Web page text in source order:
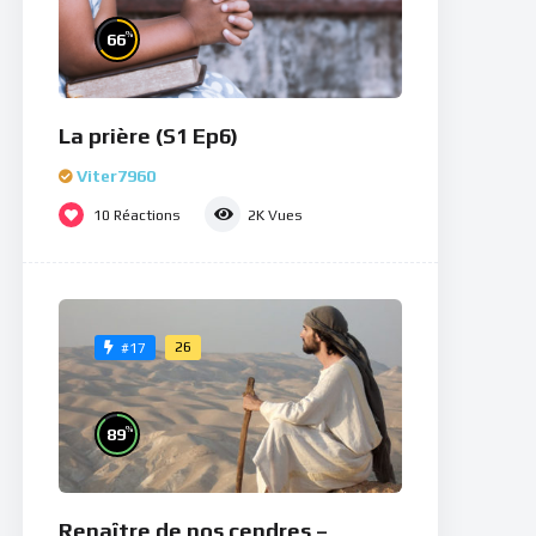
66%
La prière (S1 Ep6)
Viter7960
10 Réactions 2K Vues
#17 26
89%
Renaître de nos cendres –